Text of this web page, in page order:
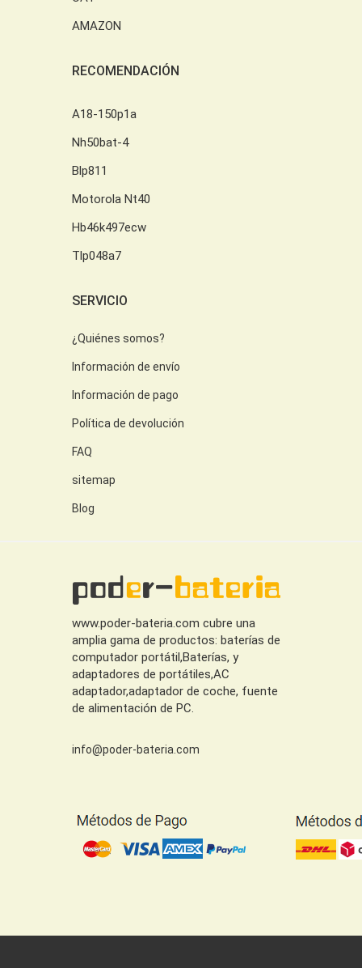
AMAZON
RECOMENDACIÓN
A18-150p1a
Nh50bat-4
Blp811
Motorola Nt40
Hb46k497ecw
Tlp048a7
SERVICIO
¿Quiénes somos?
Información de envío
Información de pago
Política de devolución
FAQ
sitemap
Blog
www.poder-bateria.com cubre una
amplia gama de productos: baterías de
computador portátil,Baterías, y
adaptadores de portátiles,AC
adaptador,adaptador de coche, fuente
de alimentación de PC.
info@poder-bateria.com